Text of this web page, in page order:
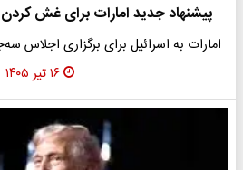
پیشنهاد جدید امارات برای غش
امارات به اسرائیل برای برگزاری اجلاس
۱۶ تیر ۱۴۰۵